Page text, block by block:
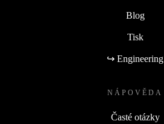
Blog
Tisk
↪ Engineering
NÁPOVĚDA
Časté otázky